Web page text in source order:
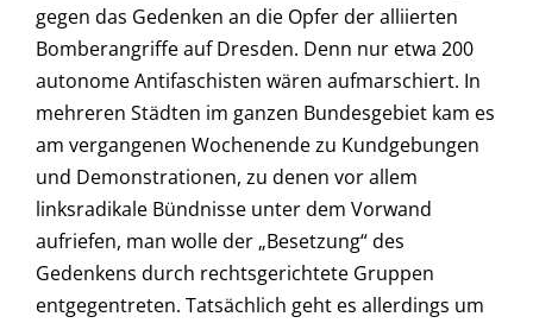
gegen das Gedenken an die Opfer der alliierten
Bomberangriffe auf Dresden. Denn nur etwa 200
autonome Antifaschisten wären aufmarschiert. In
mehreren Städten im ganzen Bundesgebiet kam es
am vergangenen Wochenende zu Kundgebungen
und Demonstrationen, zu denen vor allem
linksradikale Bündnisse unter dem Vorwand
aufriefen, man wolle der „Besetzung“ des
Gedenkens durch rechtsgerichtete Gruppen
entgegentreten. Tatsächlich geht es allerdings um